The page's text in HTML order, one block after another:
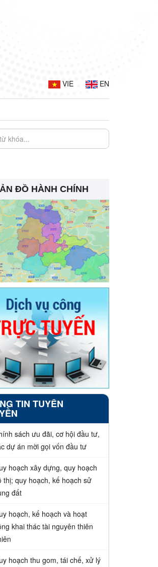
VIE EN
ĐỒ HÀNH CHÍNH
TIN TUYÊN
sách ưu đãi, cơ hội đầu tư,
dự án mời gọi vốn đầu tư
hoạch xây dựng, quy hoạch
thị; quy hoạch, kế hoạch sử
đất
hoạch, kế hoạch và hoạt
khai thác tài nguyên thiên
hoạch thu gom, tái chế, xử lý